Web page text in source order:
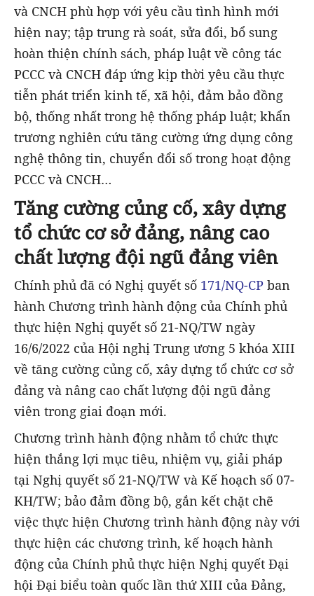
và CNCH phù hợp với yêu cầu tình hình mới
hiện nay; tập trung rà soát, sửa đổi, bổ sung
hoàn thiện chính sách, pháp luật về công tác
PCCC và CNCH đáp ứng kịp thời yêu cầu thực
tiễn phát triển kinh tế, xã hội, đảm bảo đồng
bộ, thống nhất trong hệ thống pháp luật; khẩn
trương nghiên cứu tăng cường ứng dụng công
nghệ thông tin, chuyển đổi số trong hoạt động
PCCC và CNCH…
Tăng cường củng cố, xây dựng
tổ chức cơ sở đảng, nâng cao
chất lượng đội ngũ đảng viên
Chính phủ đã có Nghị quyết số 171/NQ-CP ban
hành Chương trình hành động của Chính phủ
thực hiện Nghị quyết số 21-NQ/TW ngày
16/6/2022 của Hội nghị Trung ương 5 khóa XIII
về tăng cường củng cố, xây dựng tổ chức cơ sở
đảng và nâng cao chất lượng đội ngũ đảng
viên trong giai đoạn mới.
Chương trình hành động nhằm tổ chức thực
hiện thắng lợi mục tiêu, nhiệm vụ, giải pháp
tại Nghị quyết số 21-NQ/TW và Kế hoạch số 07-
KH/TW; bảo đảm đồng bộ, gắn kết chặt chẽ
việc thực hiện Chương trình hành động này với
thực hiện các chương trình, kế hoạch hành
động của Chính phủ thực hiện Nghị quyết Đại
hội Đại biểu toàn quốc lần thứ XIII của Đảng,